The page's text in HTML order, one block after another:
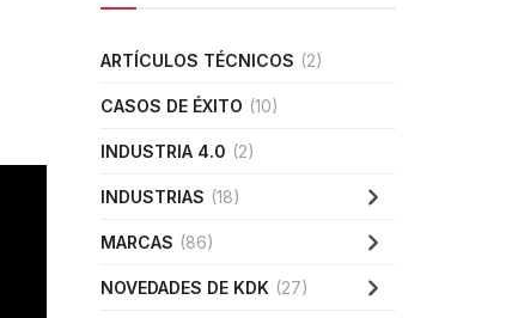
ARTÍCULOS TÉCNICOS (2)
CASOS DE ÉXITO (10)
INDUSTRIA 4.0 (2)
INDUSTRIAS (18)
MARCAS (86)
NOVEDADES DE KDK (27)